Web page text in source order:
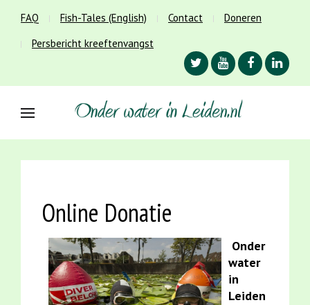
FAQ Fish-Tales (English) Contact
Doneren
Persbericht kreeftenvangst
Online Donatie
Onder
water
in
Leiden